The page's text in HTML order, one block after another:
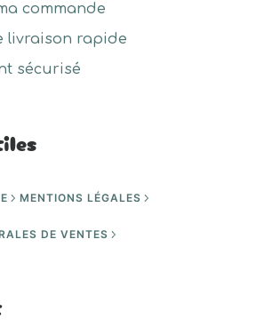
commande
livraison rapide
sécurisé
MENTIONS LÉGALES
DE VENTES